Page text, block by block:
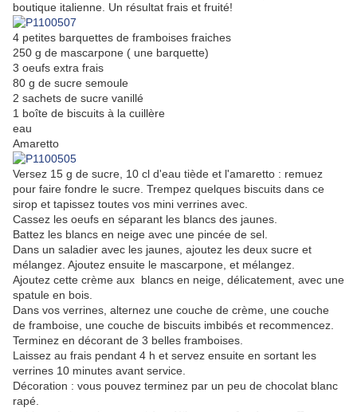
boutique italienne. Un résultat frais et fruité!
4 petites barquettes de framboises fraiches
250 g de mascarpone ( une barquette)
3 oeufs extra frais
80 g de sucre semoule
2 sachets de sucre vanillé
1 boîte de biscuits à la cuillère
eau
Amaretto
Versez 15 g de sucre, 10 cl d'eau tiède et l'amaretto : remuez
pour faire fondre le sucre. Trempez quelques biscuits dans ce
sirop et tapissez toutes vos mini verrines avec.
Cassez les oeufs en séparant les blancs des jaunes.
Battez les blancs en neige avec une pincée de sel.
Dans un saladier avec les jaunes, ajoutez les deux sucre et
mélangez. Ajoutez ensuite le mascarpone, et mélangez.
Ajoutez cette crème aux blancs en neige, délicatement, avec une
spatule en bois.
Dans vos verrines, alternez une couche de crème, une couche
de framboise, une couche de biscuits imbibés et recommencez.
Terminez en décorant de 3 belles framboises.
Laissez au frais pendant 4 h et servez ensuite en sortant les
verrines 10 minutes avant service.
Décoration : vous pouvez terminez par un peu de chocolat blanc
rapé.